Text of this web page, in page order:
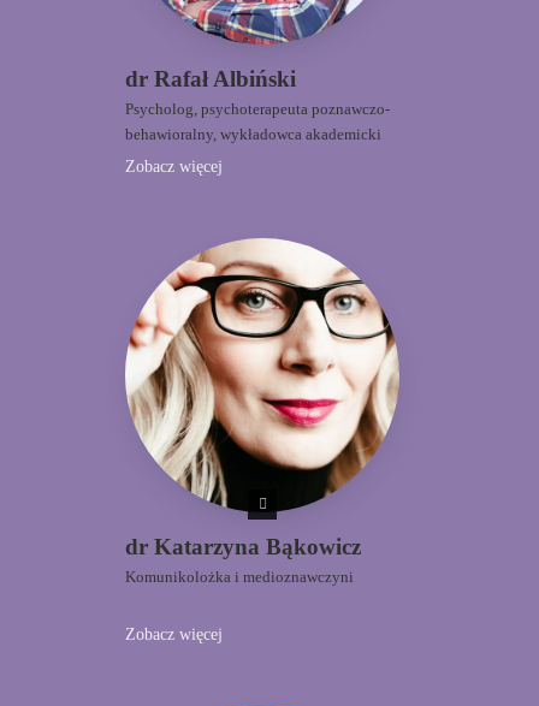
dr Rafał Albiński
Psycholog, psychoterapeuta poznawczo-
behawioralny, wykładowca akademicki
Zobacz więcej
dr Katarzyna Bąkowicz
Komunikolożka i medioznawczyni
Zobacz więcej